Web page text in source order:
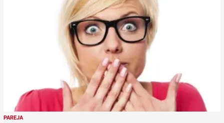
PAREJA